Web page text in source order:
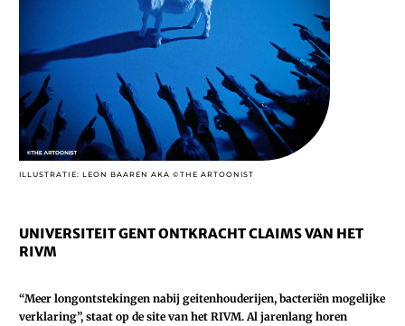
ILLUSTRATIE: LEON BAAREN AKA ©THE ARTOONIST
UNIVERSITEIT GENT ONTKRACHT CLAIMS VAN HET
RIVM
“Meer longontstekingen nabij geitenhouderijen, bacteriën mogelijke
verklaring”, staat op de site van het RIVM. Al jarenlang horen